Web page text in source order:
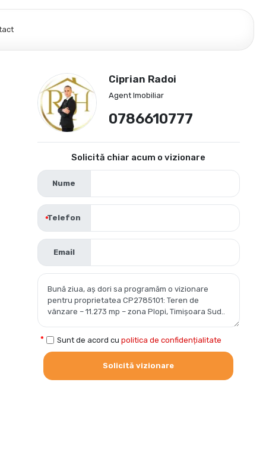
Ciprian Radoi
Agent Imobiliar
0786610777
Solicită chiar acum o vizionare
Nume
Telefon
Email
Sunt de acord cu politica de confidențialitate
Solicită vizionare